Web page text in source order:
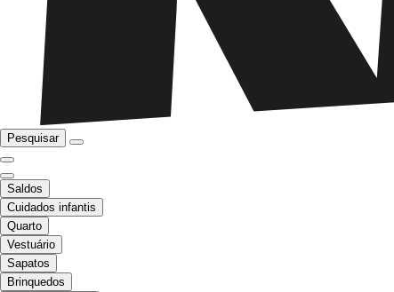
Pesquisar
Saldos
Cuidados infantis
Quarto
Vestuário
Sapatos
Brinquedos